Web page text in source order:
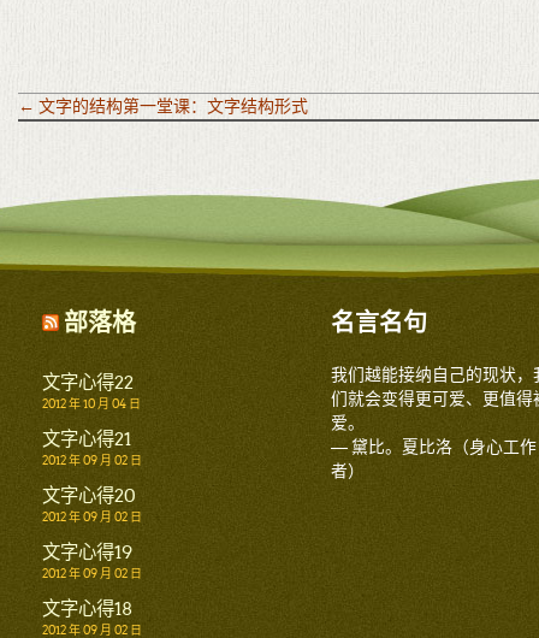
← 文字的结构第一堂课：文字结构形式
部落格
文字心得22
2012 年 10 月 04 日
文字心得21
2012 年 09 月 02 日
文字心得20
2012 年 09 月 02 日
文字心得19
2012 年 09 月 02 日
文字心得18
2012 年 09 月 02 日
名言名句
我们越能接纳自己的现状，
们就会变得更可爱、更值得
爱。
— 黛比。夏比洛（身心工作
者）